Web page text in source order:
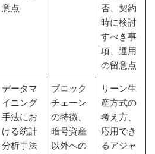
意点
否、契約
時に検討
すべき事
項、運用
の留意点
データマ
イニング
手法にお
ける統計
分析手法
ブロック
チェーン
の特徴、
暗号資産
以外への
リーン生
産方式の
考え方、
応用でき
るアジャ